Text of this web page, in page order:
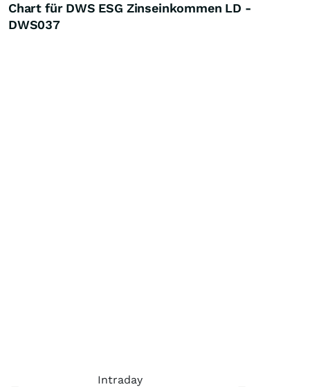
Chart für DWS ESG Zinseinkommen LD -
DWS037
Intraday